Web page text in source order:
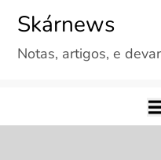
content
Skárnews
Notas, artigos, e